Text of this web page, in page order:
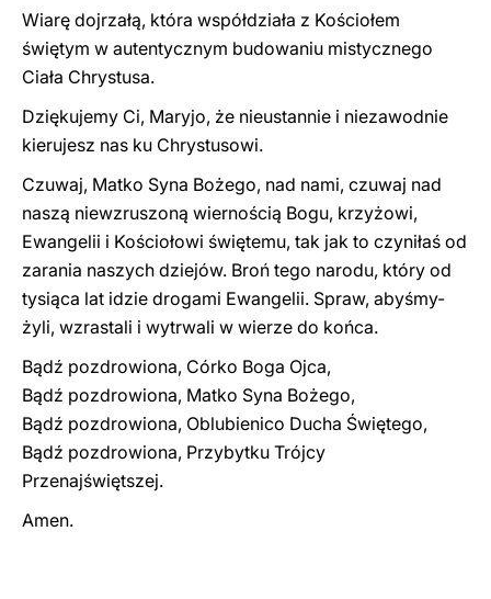
Wiarę dojrzałą, która współdziała z Kościołem
świętym w autentycznym budowaniu mistycznego
Ciała Chrystusa.
Dziękujemy Ci, Maryjo, że nieustannie i niezawodnie
kierujesz nas ku Chrystusowi.
Czuwaj, Matko Syna Bożego, nad nami, czuwaj nad
naszą niewzruszoną wiernością Bogu, krzyżowi,
Ewangelii i Kościołowi świętemu, tak jak to czyniłaś od
zarania naszych dziejów. Broń tego narodu, który od
tysiąca lat idzie drogami Ewangelii. Spraw, abyśmy-
żyli, wzrastali i wytrwali w wierze do końca.
Bądź pozdrowiona, Córko Boga Ojca,
Bądź pozdrowiona, Matko Syna Bożego,
Bądź pozdrowiona, Oblubienico Ducha Świętego,
Bądź pozdrowiona, Przybytku Trójcy
Przenajświętszej.
Amen.